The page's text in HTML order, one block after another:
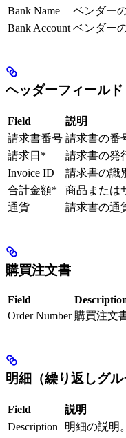
Bank Name
ベンダー
Bank Account ベンダー
ヘッダーフィールド
Field
説明
請求書番号 請求書の番
請求日*
請求書の発
Invoice ID
請求書の識
合計金額*
商品または
通貨
請求書の通
購買注文書
Field
Order Number 購買注文
明細（繰り返しグル
Field
説明
Description
明細の説明。